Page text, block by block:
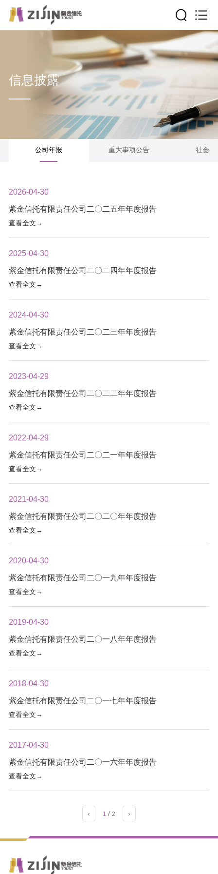
信息披露
公司年报 重大事项公告 社会责
2026-04-30
紫金信托有限责任公司二〇二五年年度报告
查看全文→
2025-04-30
紫金信托有限责任公司二〇二四年年度报告
查看全文→
2024-04-30
紫金信托有限责任公司二〇二三年年度报告
查看全文→
2023-04-29
紫金信托有限责任公司二〇二二年年度报告
查看全文→
2022-04-29
紫金信托有限责任公司二〇二一年年度报告
查看全文→
2021-04-30
紫金信托有限责任公司二〇二〇年年度报告
查看全文→
2020-04-30
紫金信托有限责任公司二〇一九年年度报告
查看全文→
2019-04-30
紫金信托有限责任公司二〇一八年年度报告
查看全文→
2018-04-30
紫金信托有限责任公司二〇一七年年度报告
查看全文→
2017-04-30
紫金信托有限责任公司二〇一六年年度报告
查看全文→
‹ 1 / 2 ›